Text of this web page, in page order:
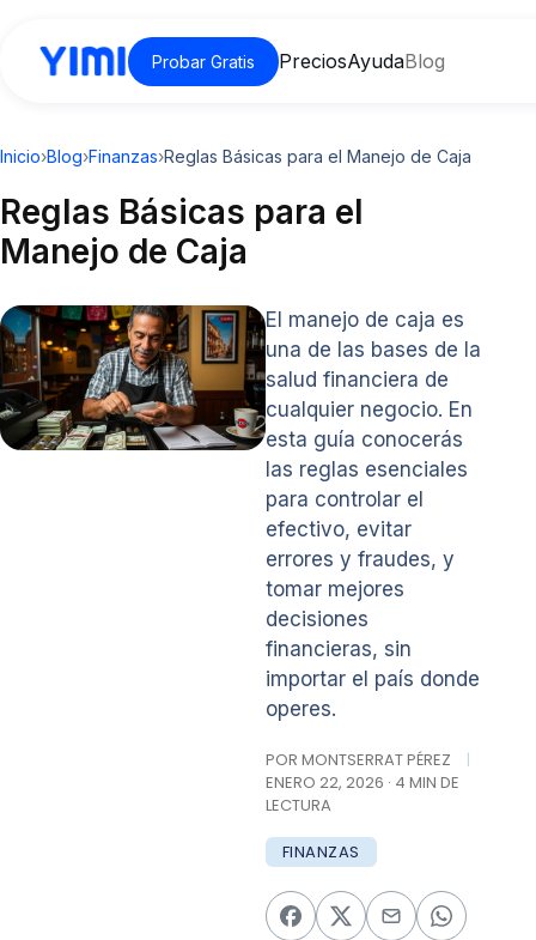
Probar Gratis PreciosAyudaBlog
Inicio›Blog›Finanzas›Reglas Básicas para el Manejo de Caja
Reglas Básicas para el
Manejo de Caja
El manejo de caja es
una de las bases de la
salud financiera de
cualquier negocio. En
esta guía conocerás
las reglas esenciales
para controlar el
efectivo, evitar
errores y fraudes, y
tomar mejores
decisiones
financieras, sin
importar el país donde
operes.
POR MONTSERRAT PÉREZ
|
ENERO 22, 2026 · 4 MIN DE
LECTURA
FINANZAS